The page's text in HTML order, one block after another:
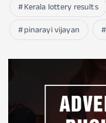
Kerala lottery results
pinarayi vijayan